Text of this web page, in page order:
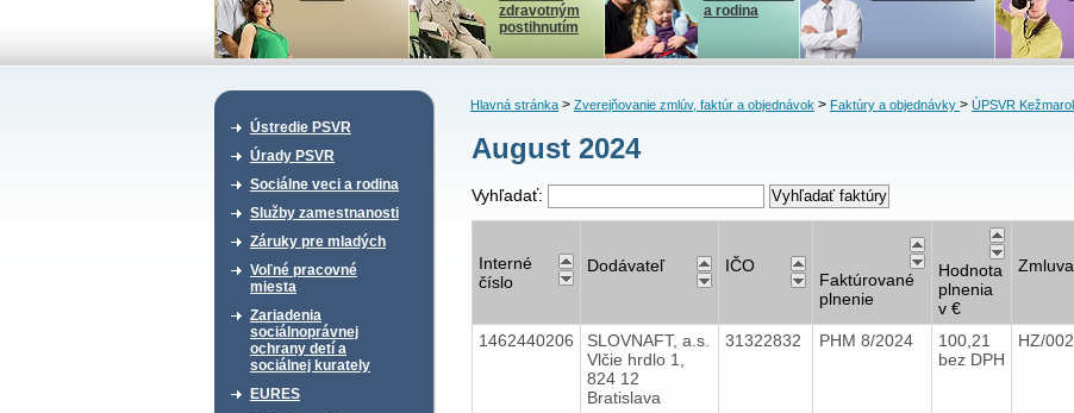
zdravotným
postihnutím
a rodina
Ústredie PSVR
Úrady PSVR
Sociálne veci a rodina
Služby zamestnanosti
Záruky pre mladých
Voľné pracovné
miesta
Zariadenia
sociálnoprávnej
ochrany detí a
sociálnej kurately
EURES
Hlavná stránka> Zverejňovanie zmlúv, faktúr a objednávok> Faktúry a objednávky > ÚPSVR
August 2024
Vyhľadať:
Interné
číslo
Dodávateľ IČO
Faktúrované
plnenie
Hodnota
plnenia
v €
Zmluva
1462440206
SLOVNAFT, a.s.
Vlčie hrdlo 1,
824 12
Bratislava
31322832 PHM 8/2024
100,21
bez DPH
HZ/